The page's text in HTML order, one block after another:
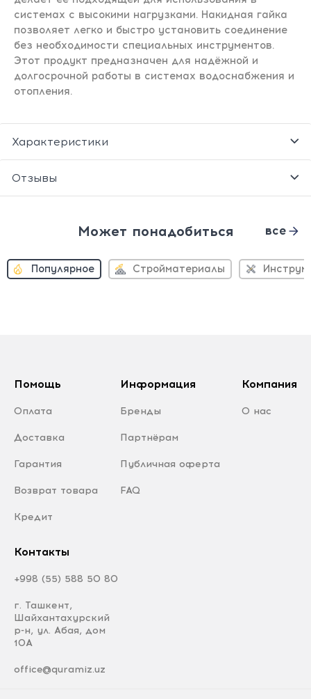
системах с высокими нагрузками. Накидная гайка
позволяет легко и быстро установить соединение
без необходимости специальных инструментов.
Этот продукт предназначен для надёжной и
долгосрочной работы в системах водоснабжения и
отопления.
Характеристики
Отзывы
Может понадобиться все
Популярное Стройматериалы
Помощь
Оплата
Доставка
Гарантия
Возврат товара
Кредит
Информация
Бренды
Партнёрам
Публичная оферта
FAQ
Компания
О нас
Контакты
+998 (55) 588 50 80
г. Ташкент,
Шайхантахурский
р-н, ул. Абая, дом
10А
office@quramiz.uz